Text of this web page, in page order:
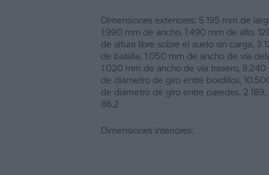
Dimensiones exteriores: 5.195 mm de
1.990 mm de ancho, 1.490 mm de alto,
de altura libre sobre el suelo sin carga,
de batalla, 1.050 mm de ancho de vía
1.020 mm de ancho de vía trasero, 9.240
de diámetro de giro entre bordillos,
de diámetro de giro entre paredes, 2.189,
86,2
Dimensiones interiores: